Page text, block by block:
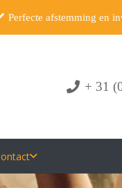
Perfecte afstemming en
+ 31